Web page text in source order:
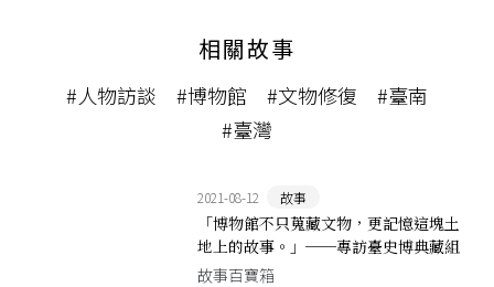
相關故事
#人物訪談 #博物館 #文物修復
#臺南
#臺灣
2021-08-12 故事
「博物館不只蒐藏文物，更記憶這塊土
地上的故事。」──專訪臺史博典藏組
組長陳靜寬
故事百寶箱